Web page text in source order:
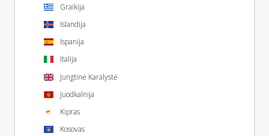
Graikija
Islandija
Ispanija
Italija
Jungtinė Karalystė
Juodkalnija
Kipras
Kosovas